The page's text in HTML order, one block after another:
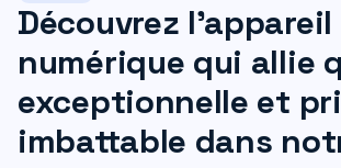
Découvrez
numérique qui allie
exceptionnelle et
imbattable dans